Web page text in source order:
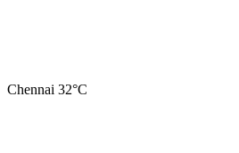
Chennai 32°C